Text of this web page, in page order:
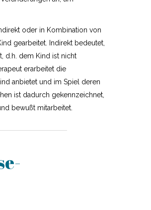
oder in Kombination von
gearbeitet. Indirekt bedeutet,
d.h. dem Kind ist nicht
erarbeitet die
anbietet und im Spiel deren
ist dadurch gekennzeichnet,
bewußt mitarbeitet.